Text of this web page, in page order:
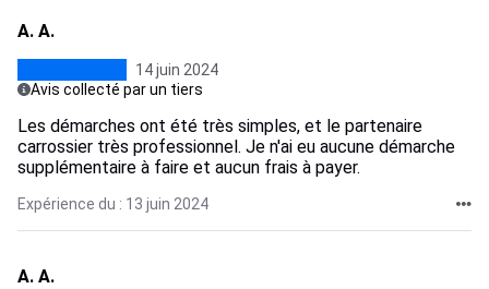
A. A.
14 juin 2024
Avis collecté par un tiers
Les démarches ont été très simples, et le partenaire
carrossier très professionnel. Je n'ai eu aucune démarche
supplémentaire à faire et aucun frais à payer.
Expérience du : 13 juin 2024
A. A.